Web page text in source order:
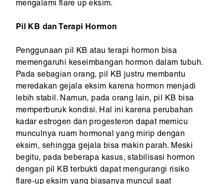
mengalami flare up eksim.
Pil KB dan Terapi Hormon
Penggunaan pil KB atau terapi hormon bisa
memengaruhi keseimbangan hormon dalam tubuh.
Pada sebagian orang, pil KB justru membantu
meredakan gejala eksim karena hormon menjadi
lebih stabil. Namun, pada orang lain, pil KB bisa
memperburuk kondisi. Hal ini karena perubahan
kadar estrogen dan progesteron dapat memicu
munculnya ruam hormonal yang mirip dengan
eksim, sehingga gejala bisa makin parah. Meski
begitu, pada beberapa kasus, stabilisasi hormon
dengan pil KB terbukti dapat mengurangi risiko
flare-up eksim yang biasanya muncul saat